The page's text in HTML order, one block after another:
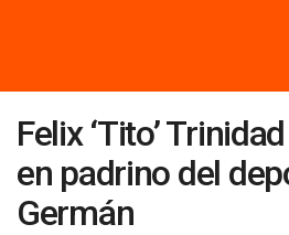
Felix ‘Tito’
en padrino del
Germán